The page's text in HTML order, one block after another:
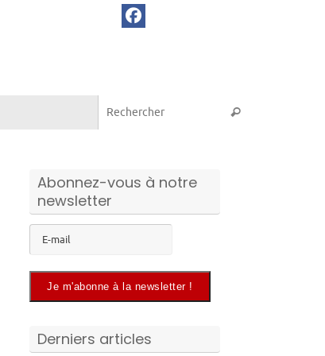
Rechercher
Abonnez-vous à notre
newsletter
Derniers articles